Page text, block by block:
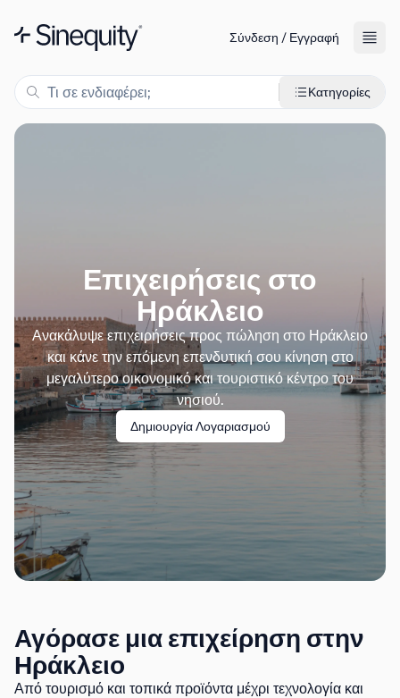
Σύνδεση / Εγγραφή
Κατηγορίες
Επιχειρήσεις στο
Ηράκλειο
Ανακάλυψε επιχειρήσεις προς πώληση στο Ηράκλειο
και κάνε την επόμενη επενδυτική σου κίνηση στο
μεγαλύτερο οικονομικό και τουριστικό κέντρο του
νησιού.
Δημιουργία Λογαριασμού
Αγόρασε μια επιχείρηση στην
Ηράκλειο
Από τουρισμό και τοπικά προϊόντα μέχρι τεχνολογία και